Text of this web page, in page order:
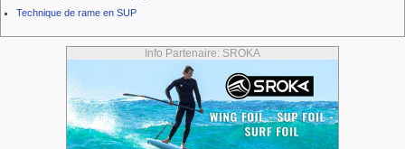
Technique de rame en SUP
Info Partenaire: SROKA